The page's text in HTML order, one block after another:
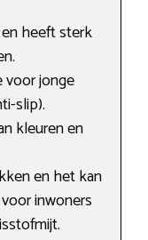
heeft sterk
voor jonge
slip).
kleuren en
en het kan
inwoners